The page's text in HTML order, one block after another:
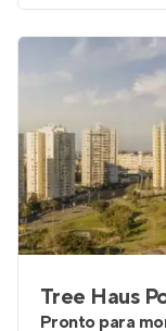
Tree Haus
Pronto para